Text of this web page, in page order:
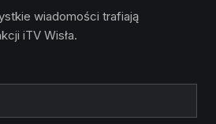
wiadomości trafiają
iTV Wisła.